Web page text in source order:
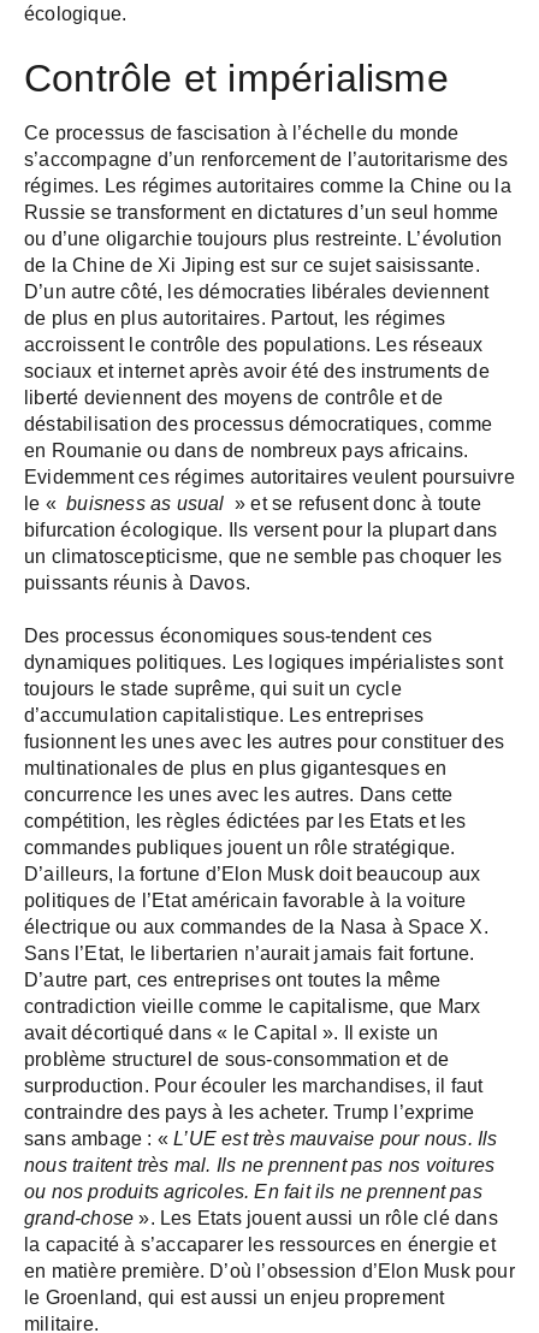
écologique.
Contrôle et impérialisme
Ce processus de fascisation à l’échelle du monde
s’accompagne d’un renforcement de l’autoritarisme des
régimes. Les régimes autoritaires comme la Chine ou la
Russie se transforment en dictatures d’un seul homme
ou d’une oligarchie toujours plus restreinte. L’évolution
de la Chine de Xi Jiping est sur ce sujet saisissante.
D’un autre côté, les démocraties libérales deviennent
de plus en plus autoritaires. Partout, les régimes
accroissent le contrôle des populations. Les réseaux
sociaux et internet après avoir été des instruments de
liberté deviennent des moyens de contrôle et de
déstabilisation des processus démocratiques, comme
en Roumanie ou dans de nombreux pays africains.
Evidemment ces régimes autoritaires veulent poursuivre
le «buisness as usual » et se refusent donc à toute
bifurcation écologique. Ils versent pour la plupart dans
un climatoscepticisme, que ne semble pas choquer les
puissants réunis à Davos.
Des processus économiques sous-tendent ces
dynamiques politiques. Les logiques impérialistes sont
toujours le stade suprême, qui suit un cycle
d’accumulation capitalistique. Les entreprises
fusionnent les unes avec les autres pour constituer des
multinationales de plus en plus gigantesques en
concurrence les unes avec les autres. Dans cette
compétition, les règles édictées par les Etats et les
commandes publiques jouent un rôle stratégique.
D’ailleurs, la fortune d’Elon Musk doit beaucoup aux
politiques de l’Etat américain favorable à la voiture
électrique ou aux commandes de la Nasa à Space X.
Sans l’Etat, le libertarien n’aurait jamais fait fortune.
D’autre part, ces entreprises ont toutes la même
contradiction vieille comme le capitalisme, que Marx
avait décortiqué dans « le Capital ». Il existe un
problème structurel de sous-consommation et de
surproduction. Pour écouler les marchandises, il faut
contraindre des pays à les acheter. Trump l’exprime
sans ambage : «L’UE est très mauvaise pour nous. Ils
nous traitent très mal. Ils ne prennent pas nos voitures
ou nos produits agricoles. En fait ils ne prennent pas
grand-chose ». Les Etats jouent aussi un rôle clé dans
la capacité à s’accaparer les ressources en énergie et
en matière première. D’où l’obsession d’Elon Musk pour
le Groenland, qui est aussi un enjeu proprement
militaire.